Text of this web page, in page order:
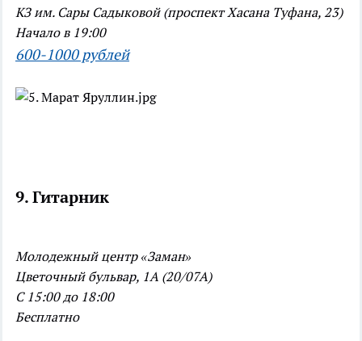
КЗ им. Сары Садыковой (проспект Хасана Туфана, 23)
Начало в 19:00
600-1000 рублей
9. Гитарник
Молодежный центр «Заман»
Цветочный бульвар, 1А (20/07А)
С 15:00 до 18:00
Бесплатно